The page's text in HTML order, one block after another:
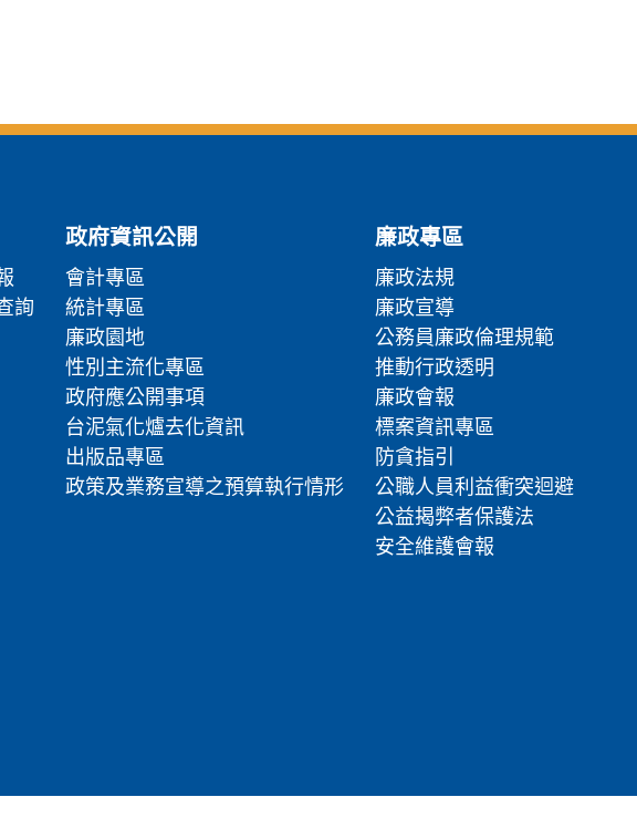
詢
政府資訊公開
會計專區
統計專區
廉政園地
性別主流化專區
政府應公開事項
台泥氣化爐去化資訊
出版品專區
政策及業務宣導之預算執行情形
廉政專區
廉政法規
廉政宣導
公務員廉政倫理規範
推動行政透明
廉政會報
標案資訊專區
防貪指引
公職人員利益衝突迴避
公益揭弊者保護法
安全維護會報